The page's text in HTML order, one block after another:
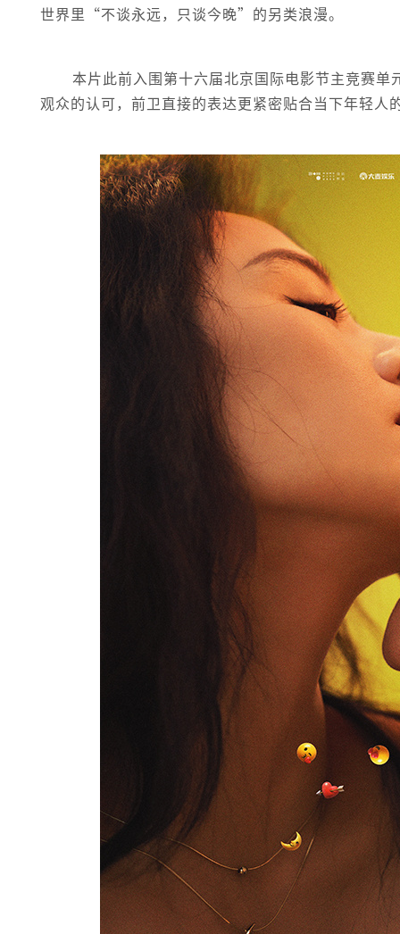
世界里“不谈永远，只谈今晚”的另类浪漫。
本片此前入围第十六届北京国际电影节主竞赛
观众的认可，前卫直接的表达更紧密贴合当下年轻人